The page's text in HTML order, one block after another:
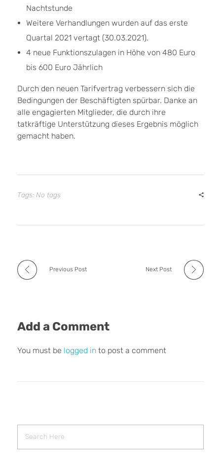
Nachtstunde
Weitere Verhandlungen wurden auf das erste
Quartal 2021 vertagt (30.03.2021).
4 neue Funktionszulagen in Höhe von 480 Euro
bis 600 Euro Jährlich
Durch den neuen Tarifvertrag verbessern sich die
Bedingungen der Beschäftigten spürbar. Danke an
alle engagierten Mitglieder, die durch ihre
tatkräftige Unterstützung dieses Ergebnis möglich
gemacht haben.
Tags: No tags
Previous Post Next Post
Add a Comment
You must be logged in to post a comment